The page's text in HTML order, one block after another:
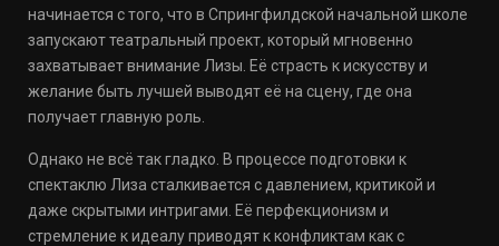
начинается с того, что в Спрингфилдской начальной школе
запускают театральный проект, который мгновенно
захватывает внимание Лизы. Её страсть к искусству и
желание быть лучшей выводят её на сцену, где она
получает главную роль.
Однако не всё так гладко. В процессе подготовки к
спектаклю Лиза сталкивается с давлением, критикой и
даже скрытыми интригами. Её перфекционизм и
стремление к идеалу приводят к конфликтам как с